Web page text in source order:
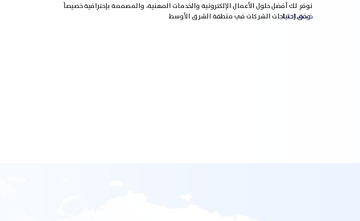
نوفر لك أفضل حلول الأعمال الإلكترونية والخدمات المهنية، والمصممة بإحترافية خصيصاً
وفق إحتياجات الشركات في منطقة الشرق الأوسط.خـــدمـــاتـــنـــا